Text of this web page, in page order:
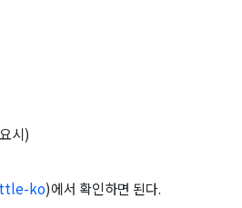
시)
ko)에서 확인하면 된다.